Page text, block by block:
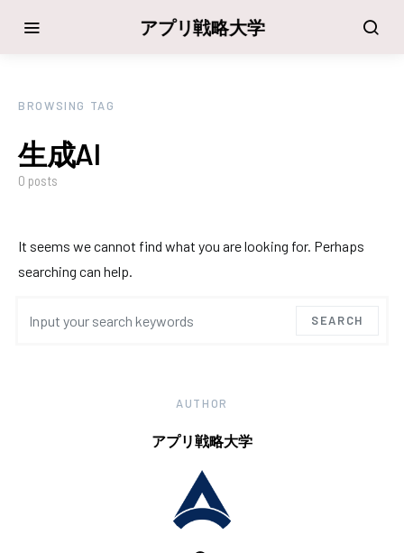
アプリ戦略大学
BROWSING TAG
生成AI
0 posts
It seems we cannot find what you are looking for. Perhaps
searching can help.
SEARCH
AUTHOR
アプリ戦略大学